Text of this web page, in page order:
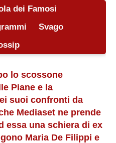
dei Famosi
Svago
lo scossone
Piane e la
suoi confronti da
Mediaset ne prende
essa una schiera di ex
Maria De Filippi e